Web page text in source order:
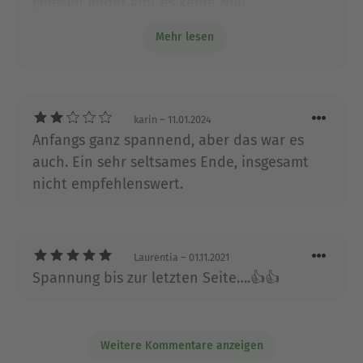
Bewertung abgeben kann
Mehr lesen
karin – 11.01.2024
Anfangs ganz spannend, aber das war es
auch. Ein sehr seltsames Ende, insgesamt
nicht empfehlenswert.
Laurentia – 01.11.2021
Spannung bis zur letzten Seite….👍👍
Weitere Kommentare anzeigen